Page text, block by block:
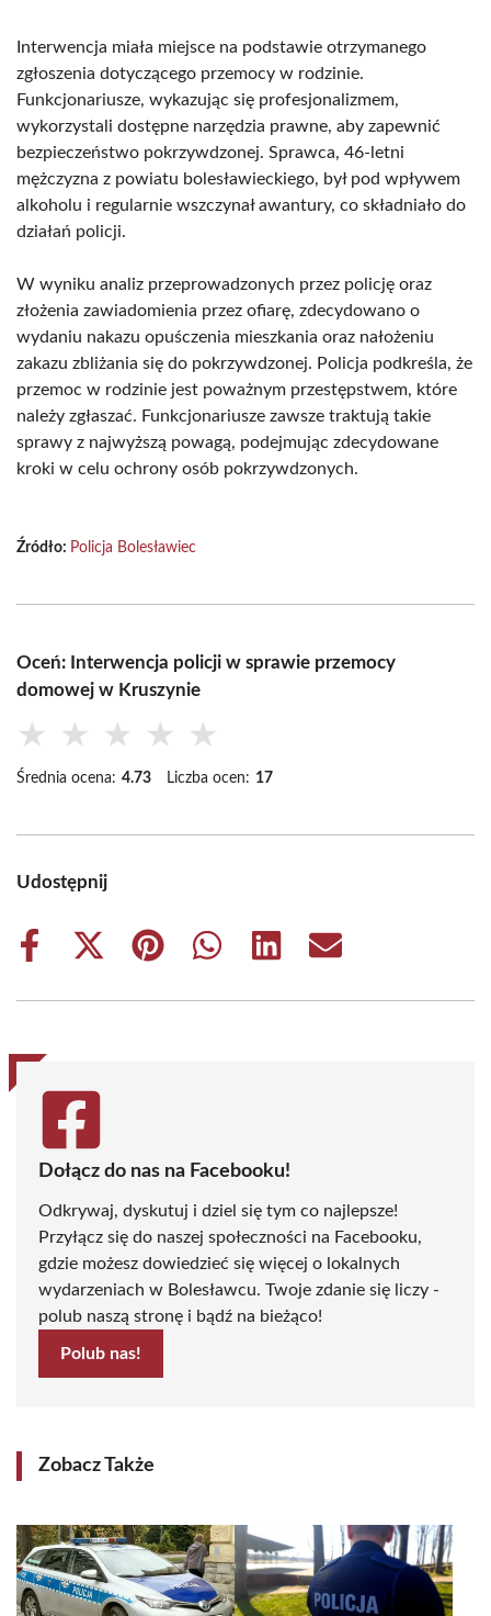
Interwencja miała miejsce na podstawie otrzymanego
zgłoszenia dotyczącego przemocy w rodzinie.
Funkcjonariusze, wykazując się profesjonalizmem,
wykorzystali dostępne narzędzia prawne, aby zapewnić
bezpieczeństwo pokrzywdzonej. Sprawca, 46-letni
mężczyzna z powiatu bolesławieckiego, był pod wpływem
alkoholu i regularnie wszczynał awantury, co składniało do
działań policji.
W wyniku analiz przeprowadzonych przez policję oraz
złożenia zawiadomienia przez ofiarę, zdecydowano o
wydaniu nakazu opuśczenia mieszkania oraz nałożeniu
zakazu zbliżania się do pokrzywdzonej. Policja podkreśla, że
przemoc w rodzinie jest poważnym przestępstwem, które
należy zgłaszać. Funkcjonariusze zawsze traktują takie
sprawy z najwyższą powagą, podejmując zdecydowane
kroki w celu ochrony osób pokrzywdzonych.
Źródło: Policja Bolesławiec
Oceń: Interwencja policji w sprawie przemocy
domowej w Kruszynie
★ ★ ★ ★ ★
Średnia ocena: 4.73 Liczba ocen: 17
Udostępnij
Share
Share
(Twitter)
Share
Share
Share
Share
Dołącz do nas na Facebooku!
Odkrywaj, dyskutuj i dziel się tym co najlepsze!
Przyłącz się do naszej społeczności na Facebooku,
gdzie możesz dowiedzieć się więcej o lokalnych
wydarzeniach w Bolesławcu. Twoje zdanie się liczy -
polub naszą stronę i bądź na bieżąco!
Polub nas!
Zobacz Także